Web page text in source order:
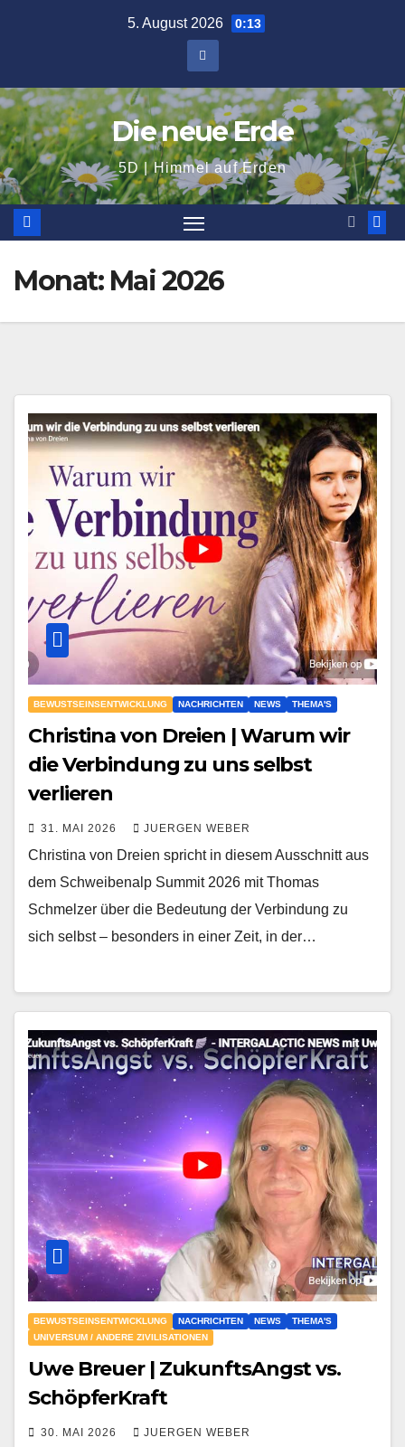
5. August 2026 0:13
Die neue Erde
5D | Himmel auf Erden
Monat: Mai 2026
BEWUSTSEINSENTWICKLUNG NACHRICHTEN NEWS THEMA'S
Christina von Dreien | Warum wir
die Verbindung zu uns selbst
verlieren
31. MAI 2026 JUERGEN WEBER
Christina von Dreien spricht in diesem Ausschnitt aus
dem Schweibenalp Summit 2026 mit Thomas
Schmelzer über die Bedeutung der Verbindung zu
sich selbst – besonders in einer Zeit, in der…
BEWUSTSEINSENTWICKLUNG NACHRICHTEN NEWS
THEMA'S
UNIVERSUM / ANDERE ZIVILISATIONEN
Uwe Breuer | ZukunftsAngst vs.
SchöpferKraft
30. MAI 2026 JUERGEN WEBER